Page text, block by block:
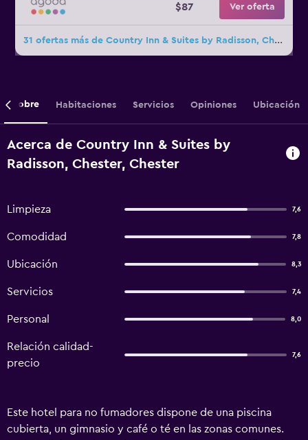
$87 Ver oferta
31 ofertas más de Country Inn & Suites by Radisson, Chester
Sobre Habitaciones Servicios Opiniones Ubicación
Acerca de Country Inn & Suites by
Radisson, Chester, Chester
Limpieza 7,6
Comodidad 7,8
Ubicación 8,3
Servicios 7,4
Personal 8,0
Relación calidad-
precio
7,6
Este hotel para no fumadores dispone de una piscina
cubierta, un gimnasio y café o té en las zonas comunes.